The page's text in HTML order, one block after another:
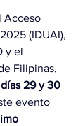
Acceso
(IDUAI),
y el
Filipinas,
29 y 30
evento